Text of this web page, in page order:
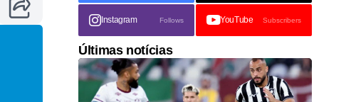
Instagram Follows YouTube Subscribers
Últimas notícias